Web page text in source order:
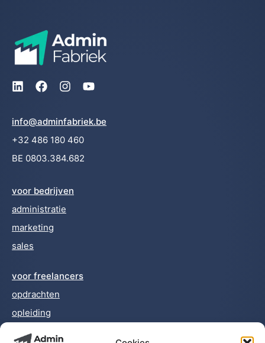
info@adminfabriek.be
+32 486 180 460
BE 0803.384.682
voor bedrijven
administratie
marketing
sales
voor freelancers
opdrachten
opleiding